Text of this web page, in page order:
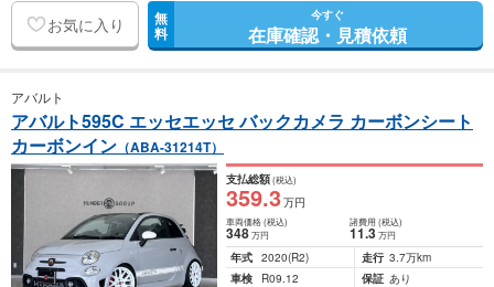
お気に入り 無
料
今すぐ
在庫確認・見積依頼
アバルト
アバルト595C エッセエッセ バックカメラ カーボンシート
カーボンイン （ABA-31214T）
支払総額(税込)
359.3万円
車両価格(税込)
348万円
諸費用 (税込)
11.3 万円
年式 2020(R2) 走行 3.7万km
車検
R09.12 保証 あり